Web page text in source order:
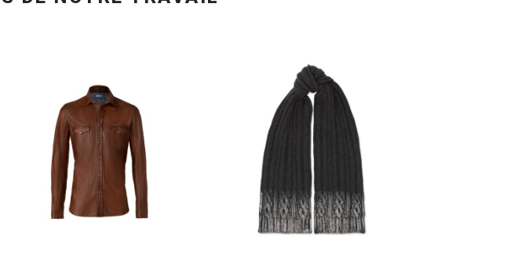
OBTENEZ VOTRE DEVIS EN 24H ORGANISEZ VOTRE SHOOTING